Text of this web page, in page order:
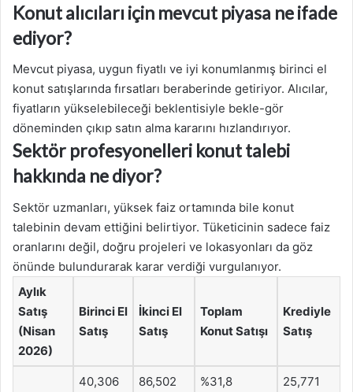
Konut alıcıları için mevcut piyasa ne ifade
ediyor?
Mevcut piyasa, uygun fiyatlı ve iyi konumlanmış birinci el
konut satışlarında fırsatları beraberinde getiriyor. Alıcılar,
fiyatların yükselebileceği beklentisiyle bekle-gör
döneminden çıkıp satın alma kararını hızlandırıyor.
Sektör profesyonelleri konut talebi
hakkında ne diyor?
Sektör uzmanları, yüksek faiz ortamında bile konut
talebinin devam ettiğini belirtiyor. Tüketicinin sadece faiz
oranlarını değil, doğru projeleri ve lokasyonları da göz
önünde bulundurarak karar verdiği vurgulanıyor.
Aylık
Satış
(Nisan
2026)
Birinci El
Satış
İkinci El
Satış
Toplam
Konut Satışı
Krediyle
Satış
40,306
86,502
%31,8
25,771